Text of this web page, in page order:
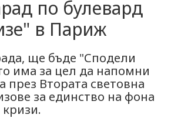
по булевард
в Париж
ще бъде "Сподели
има за цел да напомни
през Втората световна
за единство на фона